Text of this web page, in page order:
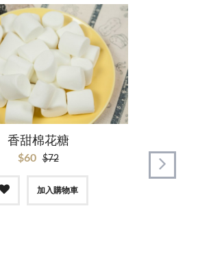
香甜棉花糖
$60 $72
加入購物車